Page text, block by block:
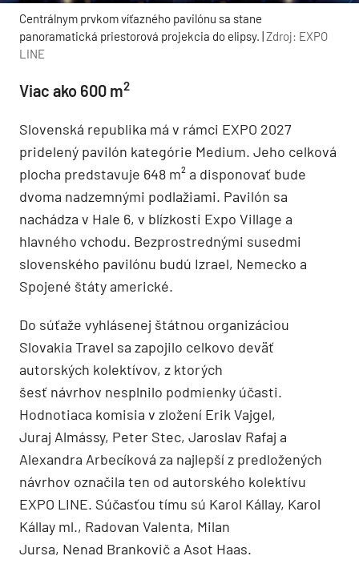
Centrálnym prvkom víťazného pavilónu sa stane
panoramatická priestorová projekcia do elipsy. |Zdroj: EXPO
LINE
Viac ako 600 m2
Slovenská republika má v rámci EXPO 2027
pridelený pavilón kategórie Medium. Jeho celková
plocha predstavuje 648 m² a disponovať bude
dvoma nadzemnými podlažiami. Pavilón sa
nachádza v Hale 6, v blízkosti Expo Village a
hlavného vchodu. Bezprostrednými susedmi
slovenského pavilónu budú Izrael, Nemecko a
Spojené štáty americké.
Do súťaže vyhlásenej štátnou organizáciou
Slovakia Travel sa zapojilo celkovo deväť
autorských kolektívov, z ktorých
šesť návrhov nesplnilo podmienky účasti.
Hodnotiaca komisia v zložení Erik Vajgel,
Juraj Almássy, Peter Stec, Jaroslav Rafaj a
Alexandra Arbecíková za najlepší z predložených
návrhov označila ten od autorského kolektívu
EXPO LINE. Súčasťou tímu sú Karol Kállay, Karol
Kállay ml., Radovan Valenta, Milan
Jursa, Nenad Brankovič a Asot Haas.